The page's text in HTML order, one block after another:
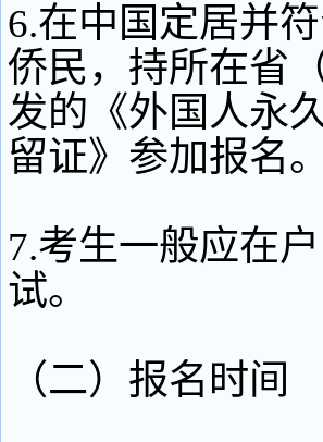
6.在中国定居并
侨民，持所在省
发的《外国人永
留证》参加报名。
7.考生一般应在
试。
（二）报名时间